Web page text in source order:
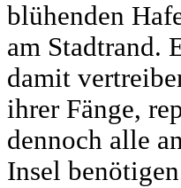
blühenden
am Stadtrand.
damit
ihrer Fänge,
dennoch alle
Insel